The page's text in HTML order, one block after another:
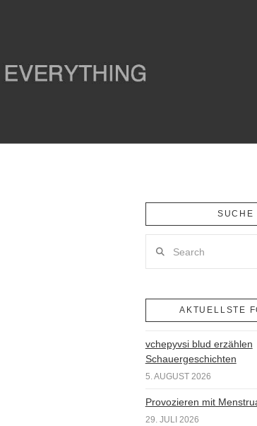
SUCHE
AKTUELLSTE
vchepyvsi blud erzählen
Schauergeschichten
5. AUGUST 2026
Provozieren mit
29. JULI 2026